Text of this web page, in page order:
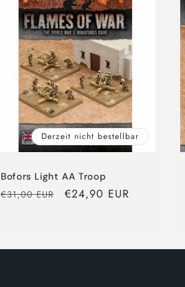
Derzeit nicht bestellbar
Bofors Light AA Troop
Normaler
€31,00 EUR Verkaufspreis
€24,90 EUR